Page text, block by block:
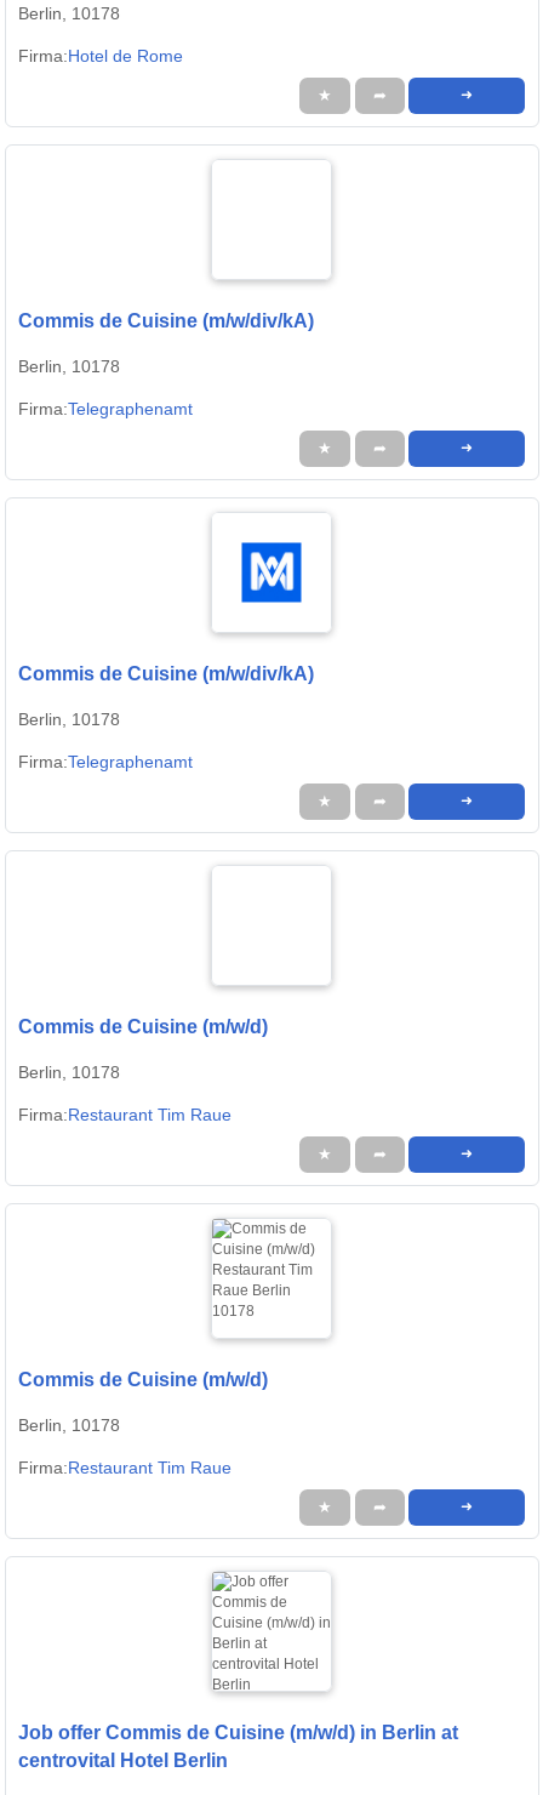
Berlin, 10178
Firma:Hotel de Rome
★ ➦ ➜
Commis de Cuisine (m/w/div/kA)
Berlin, 10178
Firma:Telegraphenamt
★ ➦ ➜
Commis de Cuisine (m/w/div/kA)
Berlin, 10178
Firma:Telegraphenamt
★ ➦ ➜
Commis de Cuisine (m/w/d)
Berlin, 10178
Firma:Restaurant Tim Raue
★ ➦ ➜
Commis de Cuisine (m/w/d)
Berlin, 10178
Firma:Restaurant Tim Raue
★ ➦ ➜
Job offer Commis de Cuisine (m/w/d) in Berlin at
centrovital Hotel Berlin